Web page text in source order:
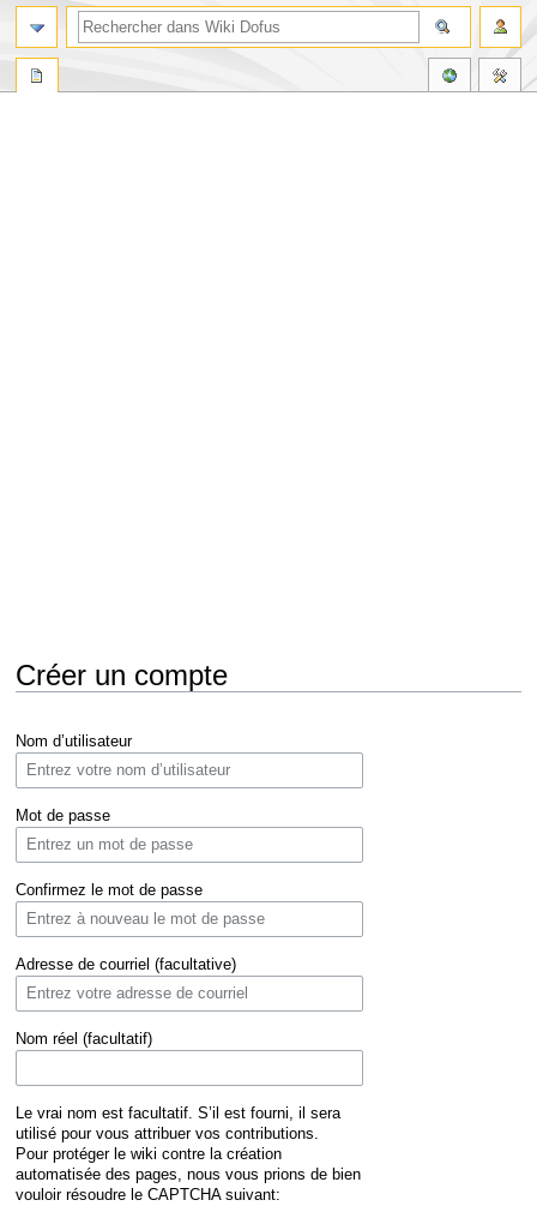
Créer un compte
à
navigation
à
recherche
Nom d’utilisateur
Mot de passe
Confirmez le mot de passe
Adresse de courriel (facultative)
Nom réel (facultatif)
Le vrai nom est facultatif. S’il est fourni, il sera
utilisé pour vous attribuer vos contributions.
Pour protéger le wiki contre la création
automatisée des pages, nous vous prions de bien
vouloir résoudre le CAPTCHA suivant: